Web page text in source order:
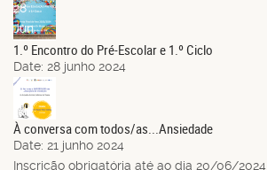
28
Jun.
1.º Encontro do Pré-Escolar e 1.º Ciclo
Date: 28 junho 2024
21
Jun.
À conversa com todos/as...Ansiedade
Date: 21 junho 2024
Inscrição obrigatória até ao dia 20/06/2024